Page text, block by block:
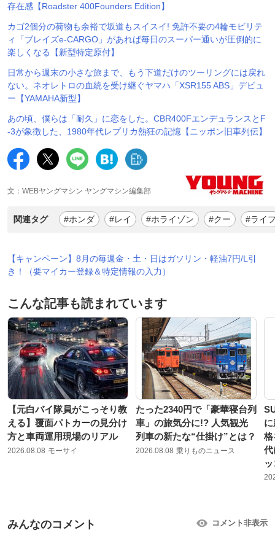
存在感【Roadster 400Founders Edition】
カゴ2個分の荷物も余裕で坂道もスイスイ! 免許不要の4輪モビリテ
ィ「ブレイズe-CARGO」があれば毎日のスーパー通いが圧倒的に
楽しくなる【新型特定原付】
日常から週末の小さな旅まで、もう下道だけのツーリングには戻れ
ない。ネオレトロの血統を受け継ぐヤマハ「XSR155 ABS」デビュ
ー【YAMAHA新型】
あの頃、僕らは「耐久」に恋をした。CBR400FエンデュランスとF
-3が象徴した、1980年代レプリカ熱狂の記憶【ニッポン旧車列伝】
文：WEBヤングマシン ヤングマシン編集部
関連タグ #ホンダ #レイ #ホライゾン #クー #ライ
【キャンペーン】8月の毎週金・土・日はガソリン・軽油7円/L引
き！（要マイカー登録＆特定情報の入力）
こんな記事も読まれています
【元白バイ隊員がこっそり教
える】覆面パトカーの見分け
方と車両運用現場のリアル
2026.08.08 モーサイ
たった2340円で「豪華寝台列
車」の旅気分に!? 人気観光
列車の新たな“仕掛け”とは？
2026.08.08 乗りものニュース
格
代
みんなのコメント コメント非表示